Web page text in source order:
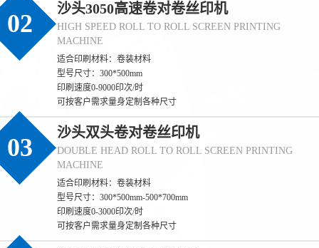
02
沙头3050高速卷对卷丝印机
HIGH SPEED ROLL TO ROLL SCREEN PRINTING
MACHINE
适合印刷材料：卷装材料
型号尺寸：300*500mm
印刷速度0-9000印次/时
可按客户需求量身定制各种尺寸
03
沙头双头卷对卷丝印机
DOUBLE HEAD ROLL TO ROLL SCREEN PRINTING
MACHINE
适合印刷材料：卷装材料
型号尺寸：300*500mm-500*700mm
印刷速度0-3000印次/时
可按客户需求量身定制各种尺寸